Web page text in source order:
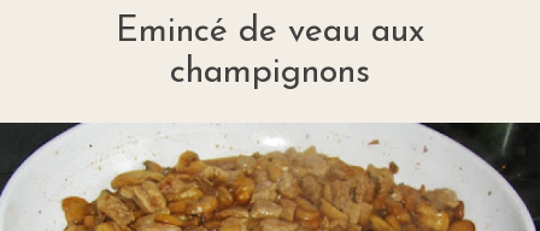
Emincé de veau aux
champignons